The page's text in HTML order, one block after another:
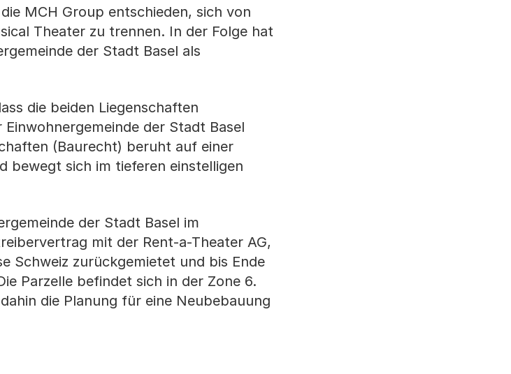
MCH Group entschieden, sich von
Theater zu trennen. In der Folge hat
der Stadt Basel als
die beiden Liegenschaften
der Stadt Basel
(Baurecht) beruht auf einer
bewegt sich im tieferen einstelligen
der Stadt Basel im
mit der Rent-a-Theater AG,
Schweiz zurückgemietet und bis Ende
Parzelle befindet sich in der Zone 6.
die Planung für eine Neubebauung